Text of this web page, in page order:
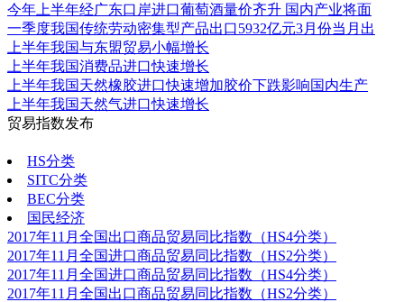
今年上半年经广东口岸进口葡萄酒量价齐升 国内产业将面
一季度我国传统劳动密集型产品出口5932亿元3月份当月出
上半年我国与东盟贸易小幅增长
上半年我国消费品进口快速增长
上半年我国天然橡胶进口快速增加胶价下跌影响国内生产
上半年我国天然气进口快速增长
贸易指数发布
HS分类
SITC分类
BEC分类
国民经济
2017年11月全国出口商品贸易同比指数（HS4分类）
2017年11月全国进口商品贸易同比指数（HS2分类）
2017年11月全国进口商品贸易同比指数（HS4分类）
2017年11月全国出口商品贸易同比指数（HS2分类）